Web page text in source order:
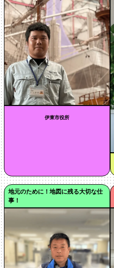
伊東市役所
地元のために！地図に残る大切な仕
事！